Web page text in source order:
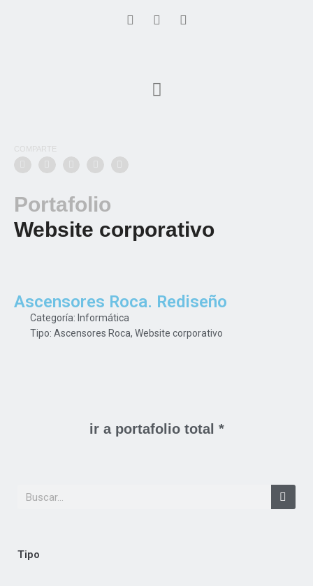
Tipo
Portafolio
Website corporativo
COMPARTE
Ascensores Roca. Rediseño
Categoría: Informática
Tipo: Ascensores Roca, Website corporativo
ir a portafolio total *